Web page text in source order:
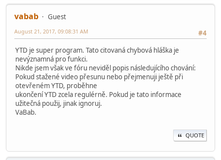
vabab
Guest
#4
August 21, 2017, 09:08:31 AM
YTD je super program. Tato citovaná chybová hláška je
nevýznamná pro funkci.
Nikde jsem však ve fóru neviděl popis následujícího chování:
Pokud stažené video přesunu nebo přejmenuji ještě při
otevřeném YTD, proběhne
ukončení YTD zcela regulérně. Pokud je tato informace
užitečná použij, jinak ignoruj.
VaBab.
QUOTE